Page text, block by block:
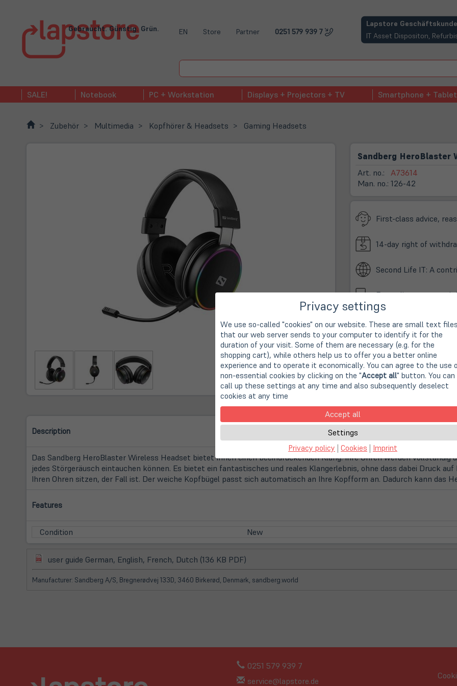
Gebraucht. Günstig. Grün. EN Store Partner 0251 579 939 7
Lapstore
IT Asset Dispositon,
(öffnet in neuem Tab)
SALE! Notebook PC + Workstation Displays + Projectors + TV Smartphone + Tablet
Zubehör Multimedia Kopfhörer & Headsets Gaming Headsets
Sandberg HeroBlaster
Art. no.:
Man. no.:
A73614
126-42
First-class advice,
14-day right of
Second Life IT: A
Fast, climate-neutral
Online Store:
(öffnet
in
neuem
Tab)
In stock
Store Münster am Bült:
in
neuem
Tab)
Pickup now
Description
Das Sandberg HeroBlaster Wireless Headset bietet Ihnen einen beeindruckenden Klang. Ihre Ohren werden vollständig
jedes Störgeräusch eintauchen können. Es bietet ein fantastisches und reales Klangerlebnis, ohne dass dabei Druck
Ihren Ohren sitzen, der Fall ist. Der weiche Kopfbügel passt sich automatisch an Ihre Kopfform an. Dadurch kann das
Features
Condition New
(öffnet
in
neuem
user guide German, English, French, Dutch (136 KB PDF)
in
neuem
Manufacturer: Sandberg A/S, Bregnerødvej 133D, 3460 Birkerød, Denmark, sandberg.world
0251 579 939 7
service@lapstore.de
Privacy settings
We use so-called "cookies" on our website. These are small text files
that our web server sends to your computer to identify it for the
duration of your visit. Some of them are necessary (e.g. for the
shopping cart), while others help us to offer you a better online
experience and to operate it economically. You can agree to the use
non-essential cookies by clicking on the "Accept all" button. You can
call up these settings at any time and also subsequently deselect
cookies at any time
Accept all
Settings
Privacy policy | Cookies | Imprint